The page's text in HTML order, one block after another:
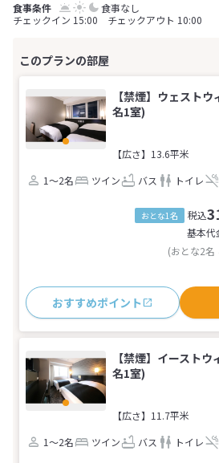
食事なし
チェックイン 15:00 チェックアウト 10:00
【禁煙】ウェスト
名1室)
【広さ】13.6平米
1～2名
ツイン バス トイレ
おとな1名 税込
基本代
(おとな2名
おすすめポイント
【禁煙】イースト
名1室)
【広さ】11.7平米
1～2名
ツイン バス トイレ